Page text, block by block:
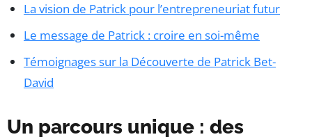
La vision de Patrick pour l’entrepreneuriat futur
Le message de Patrick : croire en soi-même
Témoignages sur la Découverte de Patrick Bet-
David
Un parcours unique : des